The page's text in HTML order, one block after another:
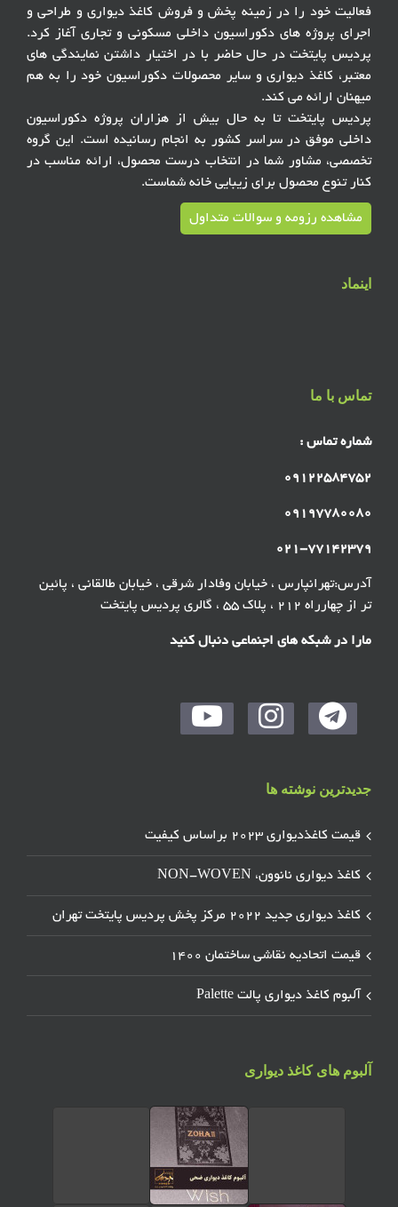
فعالیت خود را در زمینه پخش و فروش کاغذ دیواری و طراحی و
اجرای پروژه های دکوراسیون داخلی مسکونی و تجاری آغاز کرد.
پردیس پایتخت در حال حاضر با در اختیار داشتن نمایندگی های
معتبر، کاغذ دیواری و سایر محصولات دکوراسیون خود را به هم
میهنان ارائه می کند.
پردیس پایتخت تا به حال بیش از هزاران پروژه دکوراسیون
داخلی موفق در سراسر کشور به انجام رسانیده است. این گروه
تخصصی، مشاور شما در انتخاب درست محصول، ارائه مناسب در
کنار تنوع محصول برای زیبایی خانه شماست.
مشاهده رزومه و سوالات متداول
اینماد
تماس با ما
شماره تماس :
۰۹۱۲۲۵۸۴۷۵۲
۰۹۱۹۷۷۸۰۰۸۰
۰۲۱-۷۷۱۴۲۳۷۹
آدرس:تهرانپارس ، خیابان وفادار شرقی ، خیابان طالقانی ، پائین
تر از چهارراه ۲۱۲ ، پلاک ۵۵ ، گالری پردیس پایتخت
مارا در شبکه های اجنماعی دنبال کنید
جدیدترین نوشته ها
قیمت کاغذدیواری ۲۰۲۳ براساس کیفیت
کاغذ دیواری نانوون، NON-WOVEN
کاغذ دیواری جدید ۲۰۲۲ مرکز پخش پردیس پایتخت تهران
قیمت اتحادیه نقاشی ساختمان ۱۴۰۰
آلبوم کاغذ دیواری پالت Palette
آلبوم های کاغذ دیواری